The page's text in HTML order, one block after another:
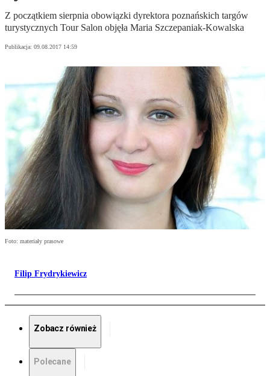
Z początkiem sierpnia obowiązki dyrektora poznańskich targów
turystycznych Tour Salon objęła Maria Szczepaniak-Kowalska
Publikacja: 09.08.2017 14:59
Foto: materiały prasowe
Filip Frydrykiewicz
Zobacz również
Polecane